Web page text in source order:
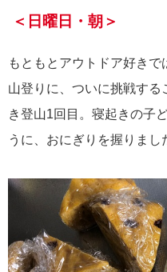
＜日曜日・朝＞
もともとアウトドア好き
山登りに、ついに挑戦す
き登山1回目。寝起きの子
うに、おにぎりを握りまし